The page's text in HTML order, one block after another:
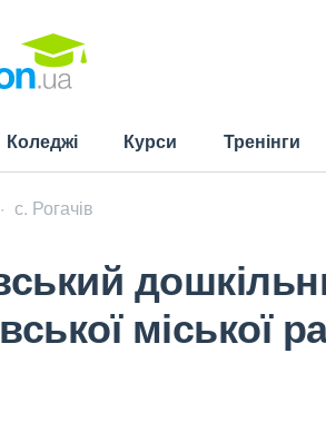
Коледжі Курси Тренінги
с. Рогачів
міської